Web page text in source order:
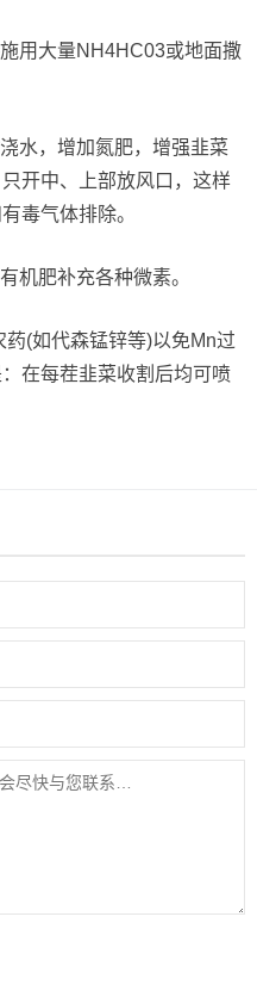
大量NH4HC03或地面撒
，增加氮肥，增强韭菜
开中、上部放风口，这样
毒气体排除。
肥补充各种微素。
(如代森锰锌等)以免Mn过
在每茬韭菜收割后均可喷